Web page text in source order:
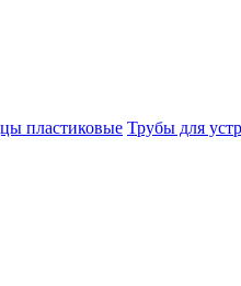
пластиковые Трубы для